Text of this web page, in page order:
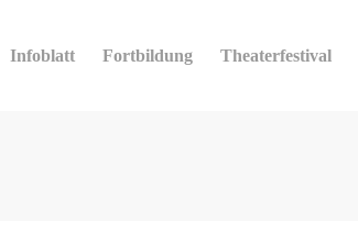
Infoblatt Fortbildung Theaterfestival